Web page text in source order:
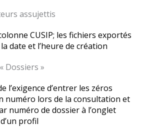
assujettis
CUSIP; les fichiers exportés
date et l’heure de création
Dossiers »
l’exigence d’entrer les zéros
numéro lors de la consultation et
numéro de dossier à l’onglet
profil